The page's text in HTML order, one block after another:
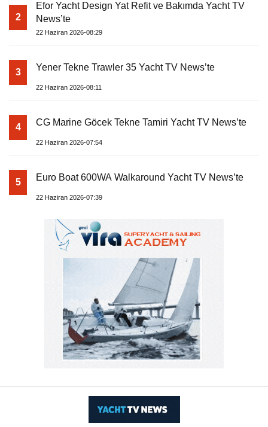
2
Efor Yacht Design Yat Refit ve Bakımda Yacht TV
News’te
22 Haziran 2026-08:29
3 Yener Tekne Trawler 35 Yacht TV News’te
22 Haziran 2026-08:11
4 CG Marine Göcek Tekne Tamiri Yacht TV News’te
22 Haziran 2026-07:54
5 Euro Boat 600WA Walkaround Yacht TV News’te
22 Haziran 2026-07:39